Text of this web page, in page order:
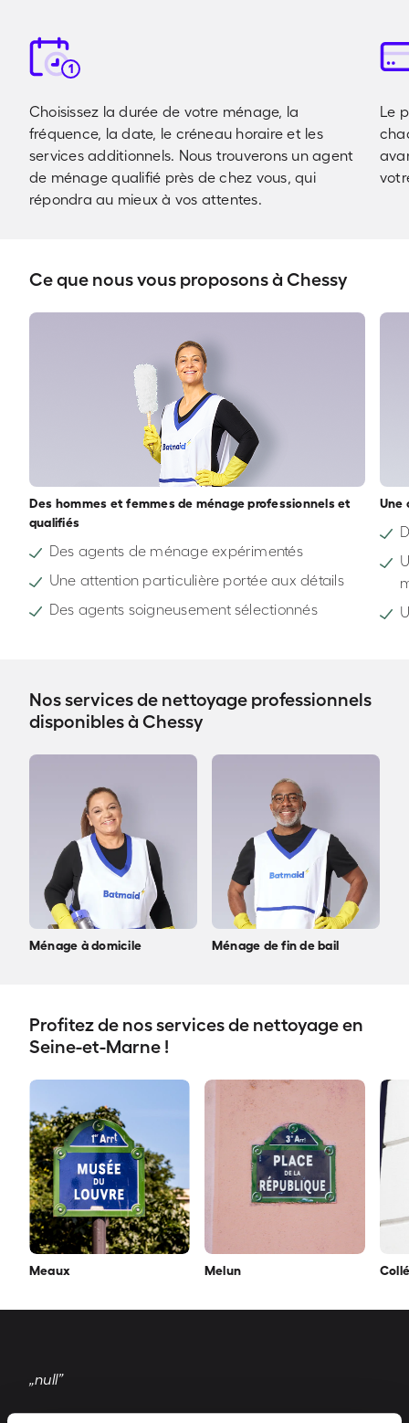
1
Choisissez la durée de votre ménage, la
fréquence, la date, le créneau horaire et les
services additionnels. Nous trouverons un agent
de ménage qualifié près de chez vous, qui
répondra au mieux à vos attentes.
Le
Ce que nous vous proposons à Chessy
Des hommes et femmes de ménage professionnels et
qualifiés
Des agents de ménage expérimentés
Une attention particulière portée aux détails
Des agents soigneusement sélectionnés
Une
Nos services de nettoyage professionnels
disponibles à Chessy
Ménage à domicile Ménage de fin de bail
Profitez de nos services de nettoyage en
Seine-et-Marne !
Meaux Melun
„null”